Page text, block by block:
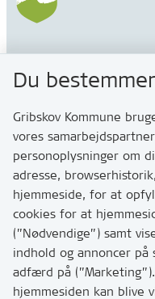
Gribskov
3200 Helsinge
Kontakt
Skriv til os via Digital
Har du brug for at
hvordan
Tip os om huller i
T:7249 6000
Du
Gribskov Kommune
vores
personoplysninger om
adresse,
hjemmeside, for at
cookies for at
(”Nødvendige”) samt
indhold og annoncer på
adfærd på
hjemmesiden kan blive